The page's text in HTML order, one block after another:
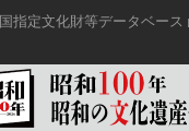
国指定文化財等データベース